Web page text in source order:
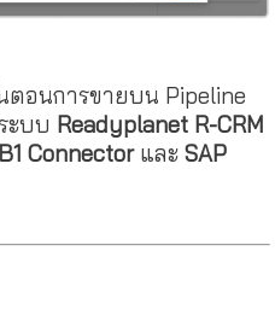
อนการขายบน Pipeline
ะบบ Readyplanet R-CRM
ConnectorและSAP